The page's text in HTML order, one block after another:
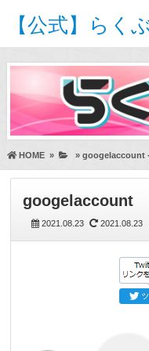
【公式】らく
HOME» » googelaccount -
googelaccount
2021.08.23 2021.08.23